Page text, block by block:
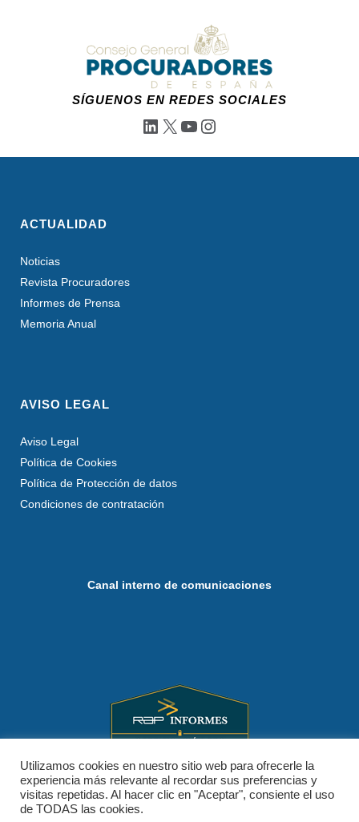
SÍGUENOS EN REDES SOCIALES
LinkedIn
X YouTube
Instagram
ACTUALIDAD
Noticias
Revista Procuradores
Informes de Prensa
Memoria Anual
AVISO LEGAL
Aviso Legal
Política de Cookies
Política de Protección de datos
Condiciones de contratación
Canal interno de comunicaciones
Utilizamos cookies en nuestro sitio web para ofrecerle la
experiencia más relevante al recordar sus preferencias y
visitas repetidas. Al hacer clic en "Aceptar", consiente el uso
de TODAS las cookies.